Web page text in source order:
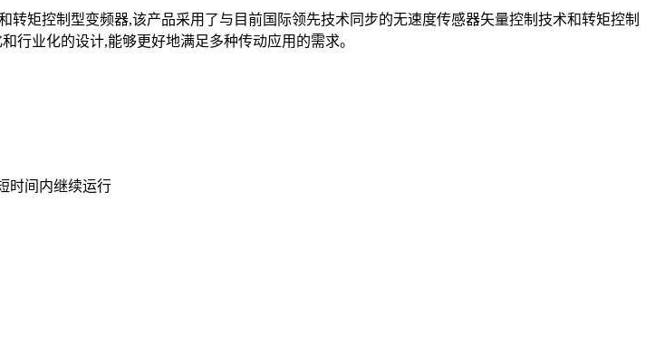
转矩控制型变频器,该产品采用了与目前国际领先技术同步的无速度传感器矢量控制技术和转矩控制
行业化的设计,能够更好地满足多种传动应用的需求。
时间内继续运行